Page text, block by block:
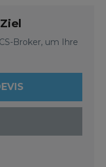
Broker, um Ihre